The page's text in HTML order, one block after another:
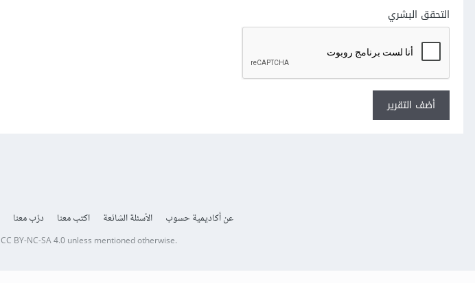
التحقق البشري
أضف التقرير
عن أكاديمية حسوب الأسئلة الشائعة اكتب معنا درّب معنا
CC BY-NC-SA 4.0unless mentioned otherwise.